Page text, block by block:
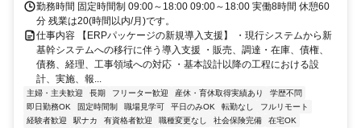
勤務時間 固定時間制 09:00～18:00 09:00～18:00 実働8時間 休憩60
分 残業は20(時間以内/月)です。
仕事内容 【ERPパッケージの新規導入支援】 ・現行システムから新
基幹システムへの移行に伴う導入支援 ・販売、調達・在庫、債権、
債務、経理、工事領域への対応 ・基本設計以降の工程における設
計、実施、報...
主婦・主夫歓迎 長期 フリーター歓迎 産休・育休取得実績あり
学歴不問
即日勤務OK
固定時間制 職場見学可 平日のみOK 転勤なし
フルリモート
経験者歓迎
駅ナカ 有資格者歓迎 職種変更なし 社会保険完備
在宅OK